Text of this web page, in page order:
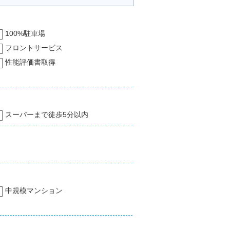
100%駐車場
フロントサービス
性能評価書取得
スーパーまで徒歩5分以内
中規模マンション